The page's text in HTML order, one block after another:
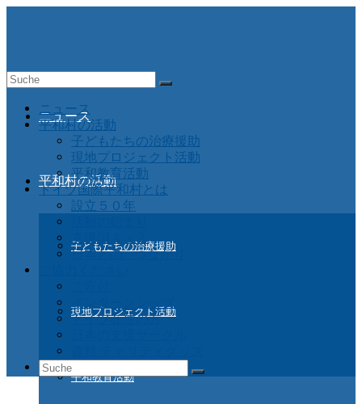
ニュース
平和村の活動
子どもたちの治療援助
現地プロジェクト活動
平和教育活動
Suche
ニュース
平和村の活動
子どもたちの治療援助
現地プロジェクト活動
平和教育活動
ドイツ国際平和村とは
設立５０年
支援国Ａ－Ｚ
日本との つながり
インターンシップ
ドイツ在住の方
Suche
nach: